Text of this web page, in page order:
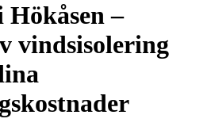
–
vindsisolering